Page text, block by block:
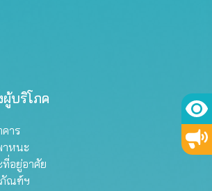
ผู้บริโภค
คาร
าหนะ
อยู่อาศัย
ภัณฑ์ฯ